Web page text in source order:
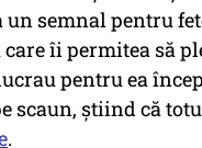
semnal pentru
îi permitea să
pentru ea
scaun, ştiind că
.